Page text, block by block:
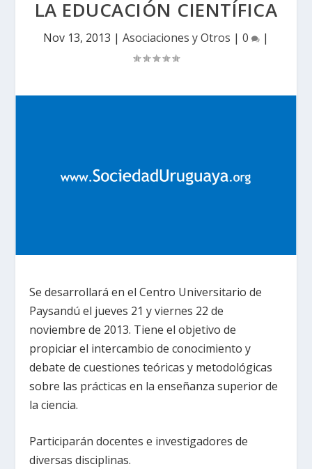
LA EDUCACIÓN CIENTÍFICA
Nov 13, 2013 | Asociaciones y Otros | 0 |
Se desarrollará en el Centro Universitario de
Paysandú el jueves 21 y viernes 22 de
noviembre de 2013. Tiene el objetivo de
propiciar el intercambio de conocimiento y
debate de cuestiones teóricas y metodológicas
sobre las prácticas en la enseñanza superior de
la ciencia.
Participarán docentes e investigadores de
diversas disciplinas.